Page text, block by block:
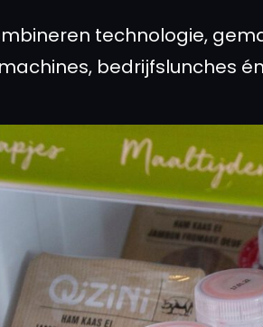
technologie,
bedrijfslunches